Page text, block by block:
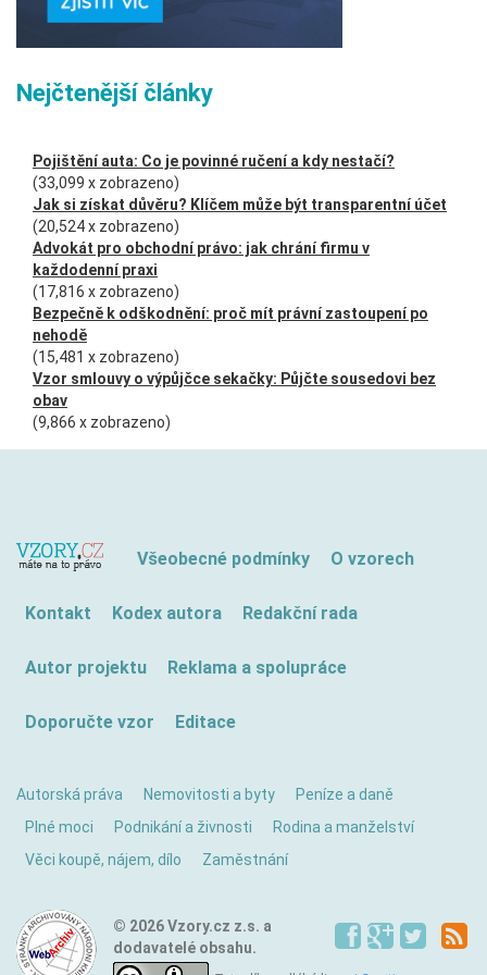
Nejčtenější články
Pojištění auta: Co je povinné ručení a kdy nestačí?
(33,099 x zobrazeno)
Jak si získat důvěru? Klíčem může být transparentní účet
(20,524 x zobrazeno)
Advokát pro obchodní právo: jak chrání firmu v
každodenní praxi
(17,816 x zobrazeno)
Bezpečně k odškodnění: proč mít právní zastoupení po
nehodě
(15,481 x zobrazeno)
Vzor smlouvy o výpůjčce sekačky: Půjčte sousedovi bez
obav
(9,866 x zobrazeno)
Všeobecné podmínky O vzorech
Kontakt Kodex autora Redakční rada
Autor projektu Reklama a spolupráce
Doporučte vzor Editace
Autorská práva Nemovitosti a byty
Peníze a daně
Plné moci
Podnikání a živnosti
Rodina a manželství
Věci koupě, nájem, dílo
Zaměstnání
© 2026 Vzory.cz z.s. a
dodavatelé obsahu.